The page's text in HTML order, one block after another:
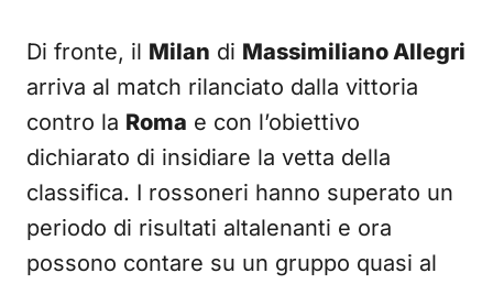
Di fronte, il Milan di Massimiliano Allegri
arriva al match rilanciato dalla vittoria
contro la Roma e con l’obiettivo
dichiarato di insidiare la vetta della
classifica. I rossoneri hanno superato un
periodo di risultati altalenanti e ora
possono contare su un gruppo quasi al